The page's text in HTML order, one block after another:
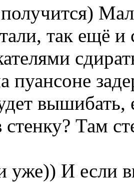
так ещё
пуансоне
Там
уже)) И если